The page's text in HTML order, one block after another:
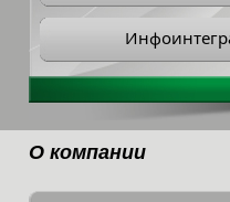
О компании